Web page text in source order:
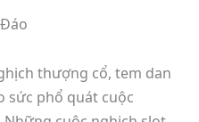
thượng cổ, tem dan
sức phổ quát cuộc